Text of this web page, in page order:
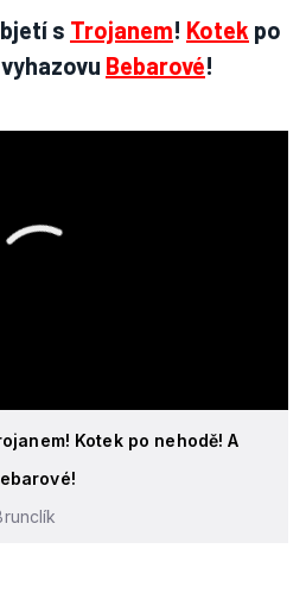
s Trojanem! Kotek po
Bebarové!
Kotek po nehodě! A